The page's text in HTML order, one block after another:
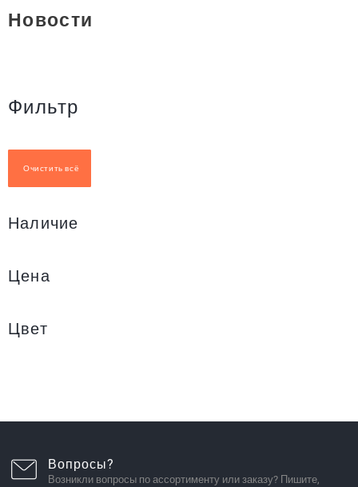
Новости
Фильтр
Очистить всё
Наличие
Цена
Цвет
Вопросы?
Возникли вопросы по ассортименту или заказу? Пишите,